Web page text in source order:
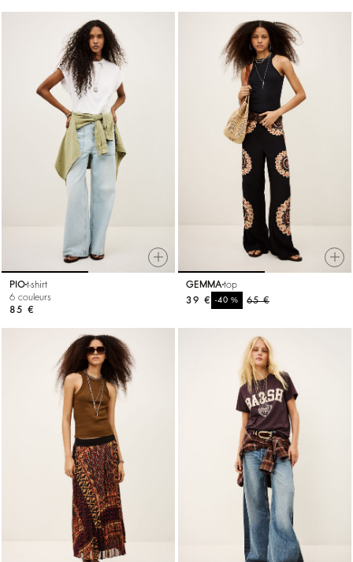
PIOt-shirt
6 couleurs
85 €
GEMMA top
65 €
-40%
39 €